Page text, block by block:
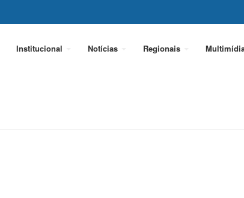
Institucional Notícias Regionais